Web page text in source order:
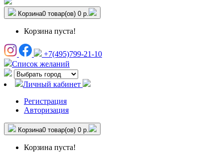
Корзина0 товар(ов) 0 р.
Корзина пуста!
+7(495)799-21-10
Список желаний
Личный кабинет
Регистрация
Авторизация
Корзина0 товар(ов) 0 р.
Корзина пуста!